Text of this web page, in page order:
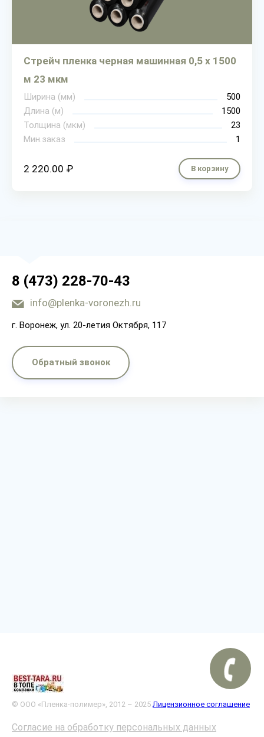
Стрейч пленка черная машинная 0,5 х 1500
м 23 мкм
Ширина (мм)
500
Длина (м)
1500
Толщина (мкм)
23
Мин.заказ
1
2 220.00 ₽ В корзину
8 (473) 228-70-43
info@plenka-voronezh.ru
г. Воронеж, ул. 20-летия Октября, 117
Обратный звонок
© ООО «Пленка-полимер», 2012 – 2025 Лицензионное соглашение
Согласие на обработку персональных данных